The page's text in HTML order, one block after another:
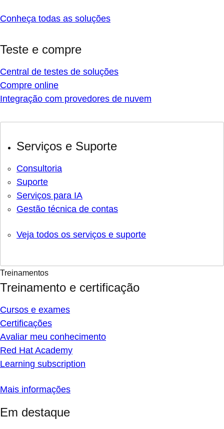
Conheça todas as soluções
Teste e compre
Central de testes de soluções
Compre online
Integração com provedores de nuvem
Serviços e Suporte
Consultoria
Suporte
Serviços para IA
Gestão técnica de contas
Veja todos os serviços e suporte
Treinamentos
Treinamento e certificação
Cursos e exames
Certificações
Avaliar meu conhecimento
Red Hat Academy
Learning subscription
Mais informações
Em destaque